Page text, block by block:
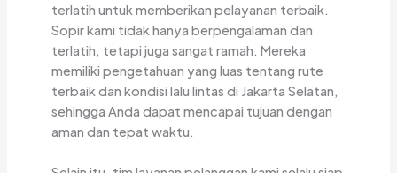
terlatih untuk memberikan pelayanan terbaik.
Sopir kami tidak hanya berpengalaman dan
terlatih, tetapi juga sangat ramah. Mereka
memiliki pengetahuan yang luas tentang rute
terbaik dan kondisi lalu lintas di Jakarta Selatan,
sehingga Anda dapat mencapai tujuan dengan
aman dan tepat waktu.